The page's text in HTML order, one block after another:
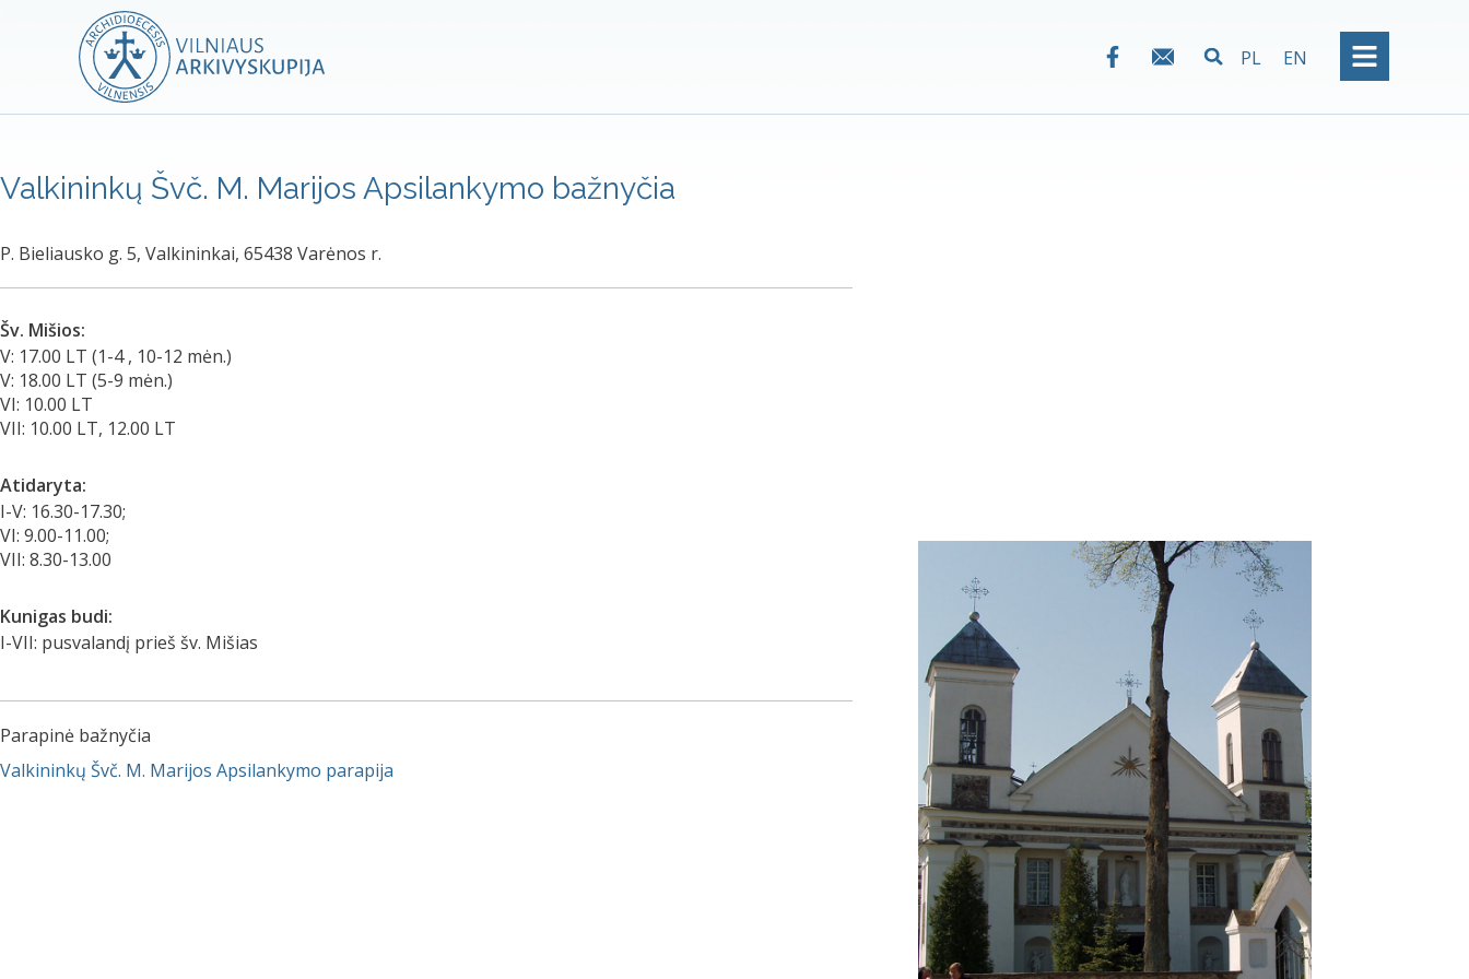
PL EN
Valkininkų Švč. M. Marijos Apsilankymo bažnyčia
P. Bieliausko g. 5, Valkininkai, 65438 Varėnos r.
Šv. Mišios:
V: 17.00 LT (1-4 , 10-12 mėn.)
V: 18.00 LT (5-9 mėn.)
VI: 10.00 LT
VII: 10.00 LT, 12.00 LT
Atidaryta:
I-V: 16.30-17.30;
VI: 9.00-11.00;
VII: 8.30-13.00
Kunigas budi:
I-VII: pusvalandį prieš šv. Mišias
Parapinė bažnyčia
Valkininkų Švč. M. Marijos Apsilankymo parapija